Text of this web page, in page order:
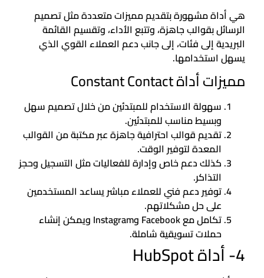
هي أداة مشهورة بتقديم مميزات متعددة مثل تصميم
الرسائل بقوالب جاهزة، وتتبع الأداء، وتقسيم القائمة
البريدية إلى فئات، إلى جانب دعم العملاء القوي الذي
يسهل استخدامها.
مميزات أداة Constant Contact
سهولة الاستخدام للمبتدئين من خلال تصميم سهل
وبسيط مناسب للمبتدئين.
تقديم قوالب احترافية جاهزة عبر مكتبة من القوالب
المعدة لتوفير الوقت.
كذلك دعم خاص وإدارة للفعاليات مثل التسجيل وحجز
التذاكر.
توفير دعم فني للعملاء مباشر يساعد المستخدمين
على حل مشكلاتهم.
تكامل مع Facebook وInstagram ويمكن إنشاء
حملات تسويقية شاملة.
4- أداة HubSpot